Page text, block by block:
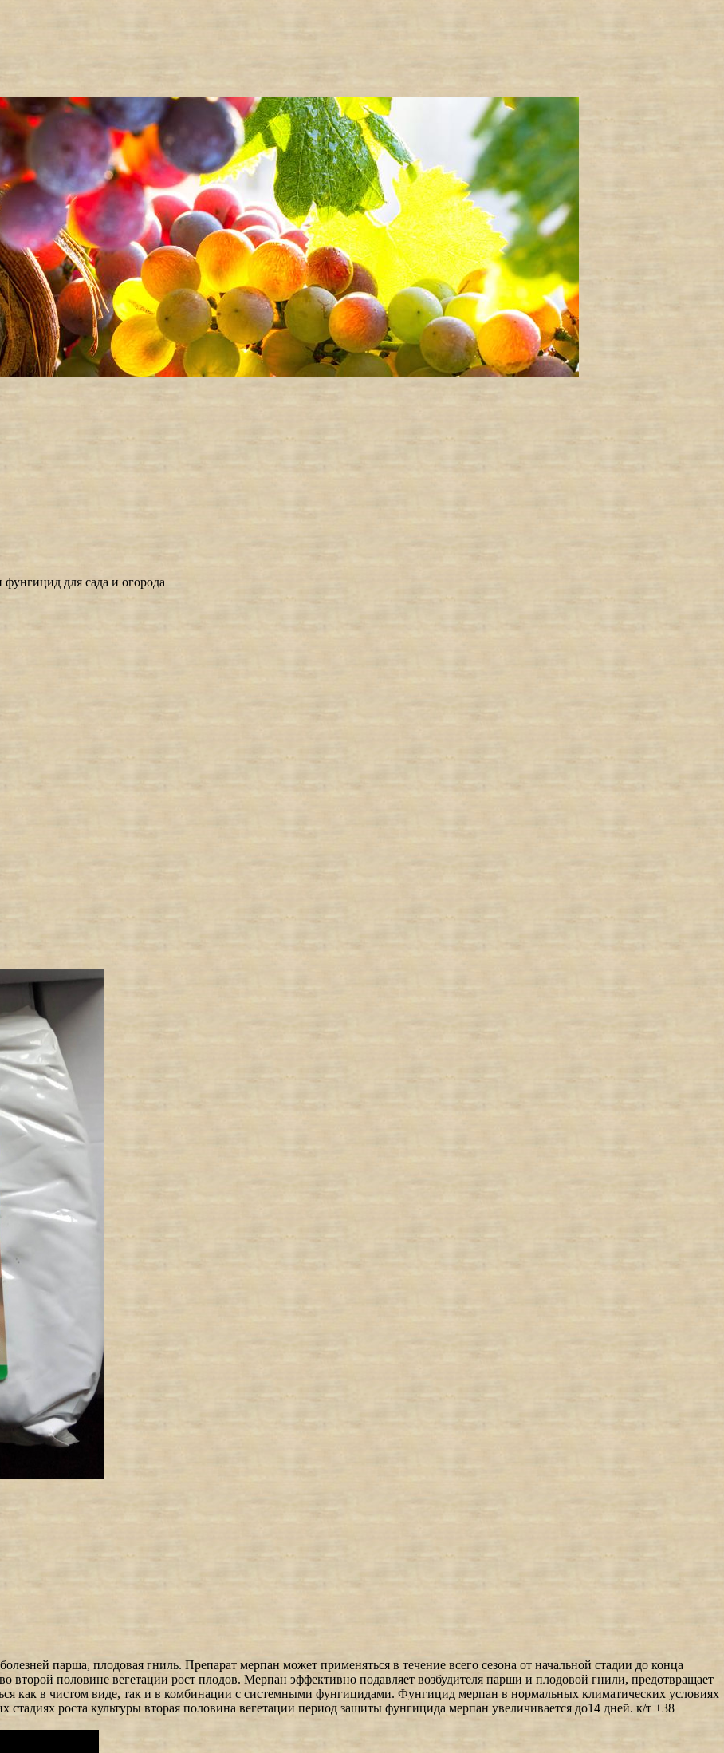
для сада и огорода
парша, плодовая гниль. Препарат мерпан может применяться в течение всего сезона от начальной стадии до конца
второй половине вегетации рост плодов. Мерпан эффективно подавляет возбудителя парши и плодовой гнили, предотвращает
как в чистом виде, так и в комбинации с системными фунгицидами. Фунгицид мерпан в нормальных климатических условиях
стадиях роста культуры вторая половина вегетации период защиты фунгицида мерпан увеличивается до14 дней. к/т +38